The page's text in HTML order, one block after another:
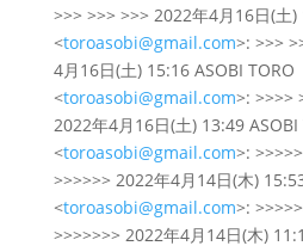
>>> >>> >>> 2022年4月16日(土)
<toroasobi@gmail.com>: >>>
4月16日(土) 15:16 ASOBI TORO
<toroasobi@gmail.com>: >>>>
2022年4月16日(土) 13:49 ASOBI
<toroasobi@gmail.com>:
>>>>>> 2022年4月14日(木)
<toroasobi@gmail.com>:
>>>>>>> 2022年4月14日(木)